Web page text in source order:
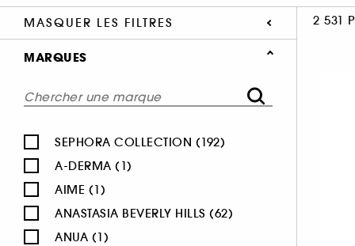
MASQUER LES FILTRES 2 531
MARQUES
SEPHORA COLLECTION (192)
A-DERMA (1)
AIME (1)
ANASTASIA BEVERLY HILLS (62)
ANUA (1)